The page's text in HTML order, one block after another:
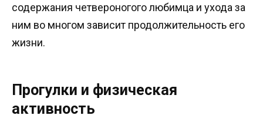
содержания четвероногого любимца и ухода за
ним во многом зависит продолжительность его
жизни.
Прогулки и физическая
активность